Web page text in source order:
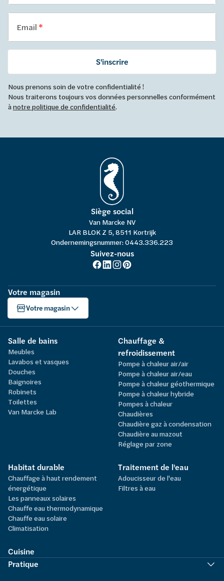
Email
S'inscrire
Nous prenons soin de votre confidentialité !
Nous traiterons toujours vos données personnelles conformément
ànotre politique de confidentialité.
Siège social
Van Marcke NV
LAR BLOK Z 5, 8511 Kortrijk
Ondernemingsnummer: 0443.336.223
Suivez-nous
Votre magasin
Votre magasin
Salle de bains
Meubles
Lavabos et vasques
Douches
Baignoires
Robinets
Toilettes
Van Marcke Lab
Chauffage &
refroidissement
Pompe à chaleur air/air
Pompe à chaleur air/eau
Pompe à chaleur géothermique
Pompe à chaleur hybride
Pompes à chaleur
Chaudières
Chaudière gaz à condensation
Chaudière au mazout
Réglage par zone
Habitat durable
Chauffage à haut rendement
énergétique
Les panneaux solaires
Chauffe eau thermodynamique
Chauffe eau solaire
Climatisation
Traitement de l'eau
Adoucisseur de l'eau
Filtres à eau
Cuisine
Pratique